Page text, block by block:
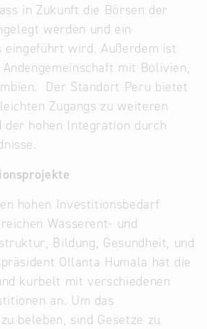
in Zukunft die Börsen der
werden und ein
eingeführt wird. Außerdem ist
mit Bolivien,
Der Standort Peru bietet
Zugangs zu weiteren
der hohen Integration durch
hohen Investitionsbedarf
Wasserent- und
Bildung, Gesundheit, und
Ollanta Humala hat die
kurbelt mit verschiedenen
an. Um das
beleben, sind Gesetze zu